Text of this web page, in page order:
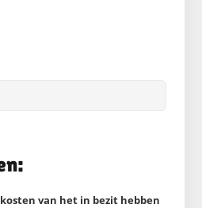
van het in bezit hebben